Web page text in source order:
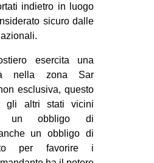
indietro in luogo
sicuro dalle
esercita una
nella zona Sar
esclusiva, questo
gli altri stati vicini
un obbligo di
un obbligo di
per favorire i